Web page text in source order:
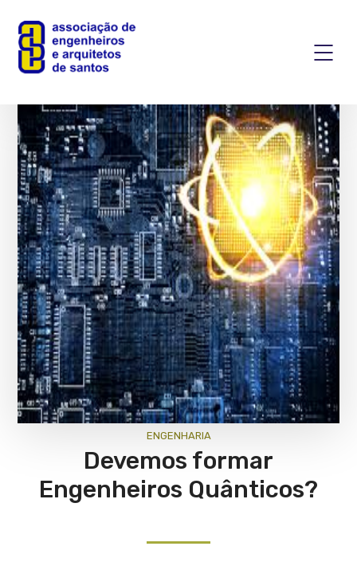
ENGENHARIA
Devemos formar
Engenheiros Quânticos?